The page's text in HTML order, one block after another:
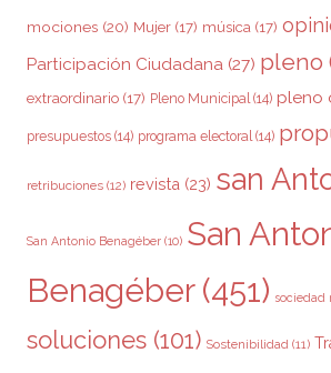
mociones (20) Mujer (17) música (17)
Participación Ciudadana (27) pleno
extraordinario (17) Pleno Municipal (14) pleno
presupuestos (14) programa electoral (14)
retribuciones (12) revista (23) san
San Antonio Benagéber (10) San
Benagéber(451) sociedad
soluciones (101) Sostenibilidad (11)